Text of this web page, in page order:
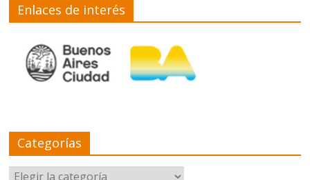
Enlaces de interés
Categorías
Categorías